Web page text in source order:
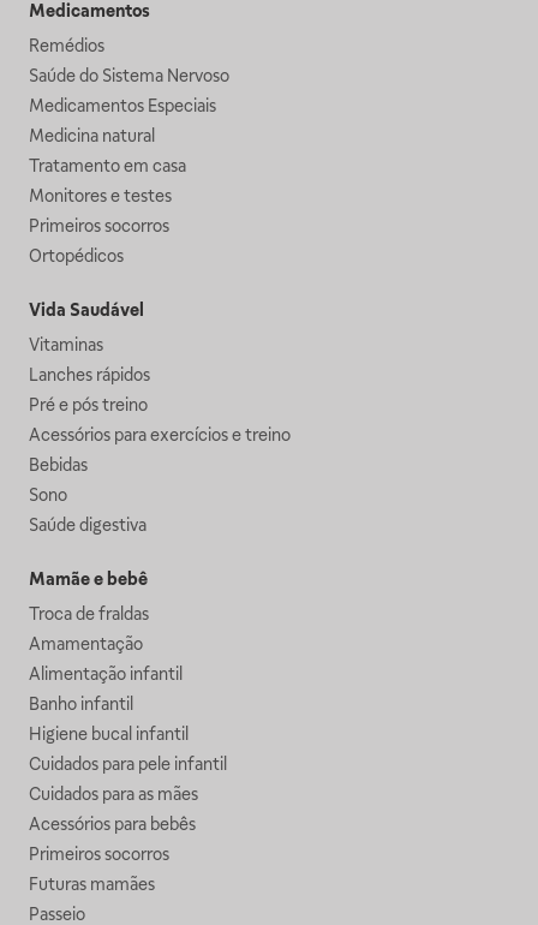
Medicamentos
Remédios
Saúde do Sistema Nervoso
Medicamentos Especiais
Medicina natural
Tratamento em casa
Monitores e testes
Primeiros socorros
Ortopédicos
Vida Saudável
Vitaminas
Lanches rápidos
Pré e pós treino
Acessórios para exercícios e treino
Bebidas
Sono
Saúde digestiva
Mamãe e bebê
Troca de fraldas
Amamentação
Alimentação infantil
Banho infantil
Higiene bucal infantil
Cuidados para pele infantil
Cuidados para as mães
Acessórios para bebês
Primeiros socorros
Futuras mamães
Passeio